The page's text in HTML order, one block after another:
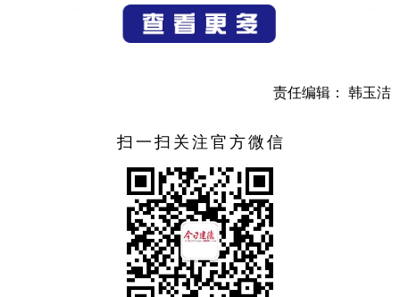
为了不让游客走弯路，在樱花季来临时，大唐村的村干
部和党员们主动穿上红马甲，到各个路口引导车辆、服务游
家乐及民宿，为前来赏景的游客提供更好的游玩体验，把樱
（记者 吴凯 实习生 赵雨康
责任编辑： 韩玉洁
扫一扫关注官方微信